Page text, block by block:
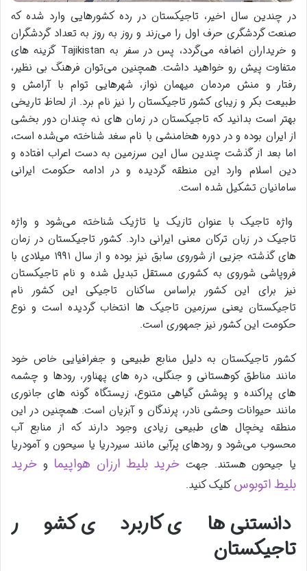
در چندین سال اخیر، تاجیکستان در رده کشورهایی وارد شده که
صنعت گردشگری حرف اول را می‌زند و روز به روز به تعداد گردشگران
و خریداران اضافه می‌گردد، پس در سفر به Tajikistan گزینه های
متفاوت پیش رو خواهید داشت. همچنین می‌توان فرهنگ بی نظیر،
رفتار و منش مردمان میهمان نواز، شهرهایی توام با آرامش و
طبیعت بکر و زیبای کشور تاجیکستان را نیز نام برد. از لحاظ تاریخی
بهتر است بدانید که تاجیکستان در زمان های نه چندان دور بخشی
از ایران بوده و در دوره‌ هخامنشی با نام سغد شناخته می‌شده است،
اما بعد از گذشت چندین سال این سرزمین به دست اعراب افتاده و
دین اسلام وارد این منطقه گردیده و در ادامه حکومت ایرانی
سامانیان تشکیل شده است.
واژه تاجیک با عنوان تازیک یا تاژیک شناخته می‌شود و واژه
تاجیک در زبان ترکان معنی ایرانی دارد. کشور تاجیکستان در زمان
های گذشته جزیی از شوروی سابق نیز بوده و از سال ۱۹۹۱ میلادی با
فروپاشی شوروی به کشوری مستقل تبدیل شده و نام تاجیکستان
نیز برای این کشور براساس ساکنان تاجیکی این کشور نام
تاجیکستان یعنی سرزمین تاجیک ها انتخاب گردیده است و نوع
حکومت این کشور نیز جمهوری است.
کشور تاجیکستان به دلیل منابع طبیعی و جغرافیایی خاص خود
مانند مناطق کوهستانی و جنگلی، دره‌ های پهناور، رودها و چشمه‌
های پراکنده و پوشش گیاهی متنوع، زیستگاه گونه‌ های جانوری
مانند حیوانات وحشی نادر، پرندگان و آبزیان است. همچنین در این
منطقه یخچال‌ های طبیعی زیادی وجود دارند که از منابع آب
محسوب می‌شود و رودهای پرآبی مانند سیردریا یا سیحون و آمودریا
یا جیحون هستند. جهت خرید بلیط ارزان هواپیما و خرید
بلیط اتوبوسکلیک کنید.
دانستنی های کاربردی کشور
تاجیکستان